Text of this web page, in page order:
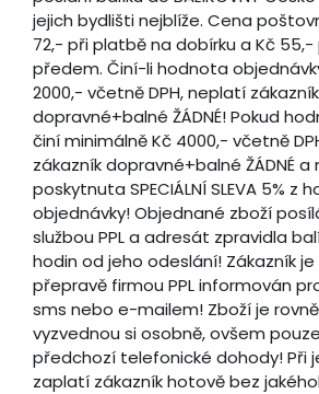
jejich bydlišti nejblíže. Cena
72,- při platbě na dobírku a Kč
předem. Činí-li hodnota
2000,- včetně DPH, neplatí zákazník
dopravné+balné ŽÁDNÉ! Pokud
činí minimálně Kč 4000,- včetně
zákazník dopravné+balné ŽÁDNÉ a
poskytnuta SPECIÁLNÍ SLEVA 5% z
objednávky! Objednané zboží
službou PPL a adresát zpravidla
hodin od jeho odeslání! Zákazník
přepravě firmou PPL informován
sms nebo e-mailem! Zboží je
vyzvednou si osobně, ovšem
předchozí telefonické dohody! Při
zaplatí zákazník hotově bez